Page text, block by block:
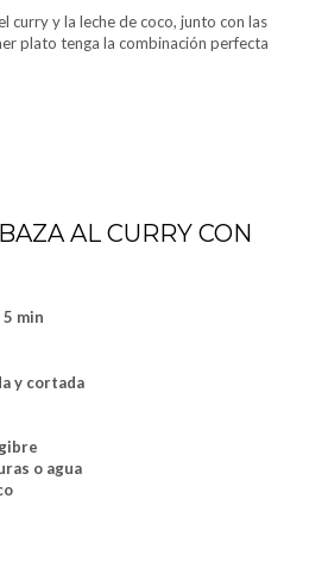
curry y la leche de coco, junto con las
plato tenga la combinación perfecta
AL CURRY CON
5 min
y cortada
o agua